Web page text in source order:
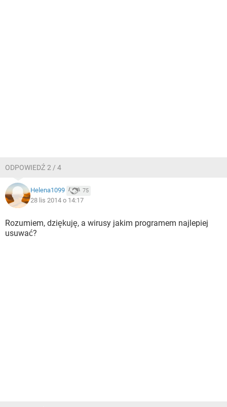
ODPOWIEDŹ 2 / 4
Helena1099 75
28 lis 2014 o 14:17
Rozumiem, dziękuję, a wirusy jakim programem najlepiej
usuwać?